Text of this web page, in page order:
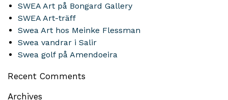
SWEA Art på Bongard Gallery
SWEA Art-träff
Swea Art hos Meinke Flessman
Swea vandrar i Salir
Swea golf på Amendoeira
Recent Comments
Archives